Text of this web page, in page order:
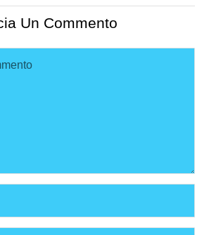
Un Commento